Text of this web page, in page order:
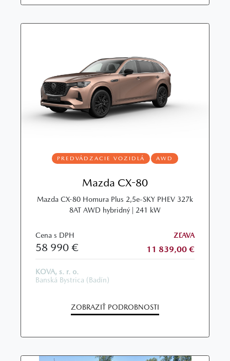
PREDVÁDZACIE VOZIDLÁ AWD
Mazda CX-80
Mazda CX-80 Homura Plus 2,5e-SKY PHEV 327k
8AT AWD hybridný | 241 kW
Cena s DPH
58 990 €
ZĽAVA
11 839,00 €
KOVA, s. r. o.
Banská Bystrica (Badín)
ZOBRAZIŤ PODROBNOSTI